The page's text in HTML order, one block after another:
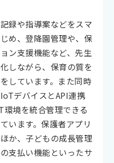
録や指導案などをスマ
め、登降園管理や、保
ン支援機能など、先生
しながら、保育の質を
しています。また同時
デバイスとAPI連携
境を統合管理できる
います。保護者アプリ
か、子どもの成長管理
支払い機能といったサ